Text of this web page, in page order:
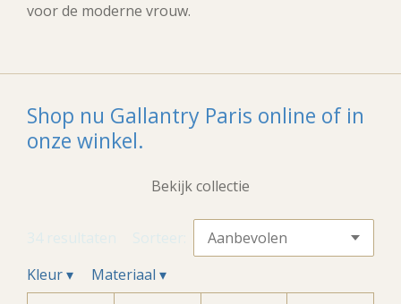
voor de moderne vrouw.
Shop nu Gallantry Paris online of in
onze winkel.
Bekijk collectie
Kleur▾ Materiaal ▾